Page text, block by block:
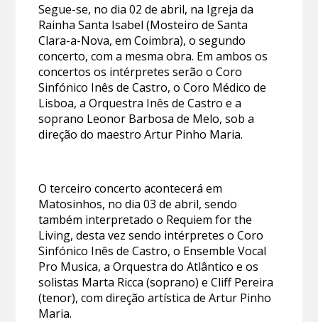
Segue-se, no dia 02 de abril, na Igreja da
Rainha Santa Isabel (Mosteiro de Santa
Clara-a-Nova, em Coimbra), o segundo
concerto, com a mesma obra. Em ambos os
concertos os intérpretes serão o Coro
Sinfónico Inês de Castro, o Coro Médico de
Lisboa, a Orquestra Inês de Castro e a
soprano Leonor Barbosa de Melo, sob a
direção do maestro Artur Pinho Maria.
O terceiro concerto acontecerá em
Matosinhos, no dia 03 de abril, sendo
também interpretado o Requiem for the
Living, desta vez sendo intérpretes o Coro
Sinfónico Inês de Castro, o Ensemble Vocal
Pro Musica, a Orquestra do Atlântico e os
solistas Marta Ricca (soprano) e Cliff Pereira
(tenor), com direção artística de Artur Pinho
Maria.